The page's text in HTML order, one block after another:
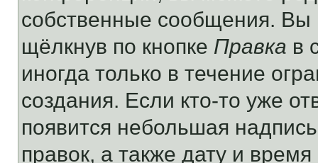
собственные сообщения. Вы
щёлкнув по кнопке Правка в
иногда только в течение
создания. Если кто-то уже
появится небольшая
правок, а также дату и